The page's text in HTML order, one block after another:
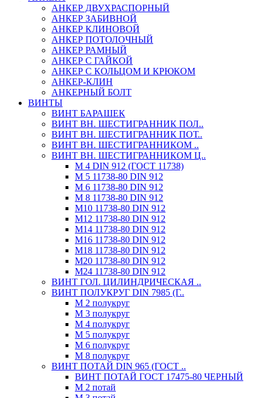
АНКЕР ДВУХРАСПОРНЫЙ
АНКЕР ЗАБИВНОЙ
АНКЕР КЛИНОВОЙ
АНКЕР ПОТОЛОЧНЫЙ
АНКЕР РАМНЫЙ
АНКЕР С ГАЙКОЙ
АНКЕР С КОЛЬЦОМ И КРЮКОМ
АНКЕР-КЛИН
АНКЕРНЫЙ БОЛТ
ВИНТЫ
ВИНТ БАРАШЕК
ВИНТ ВН. ШЕСТИГРАННИК ПОЛ..
ВИНТ ВН. ШЕСТИГРАННИК ПОТ..
ВИНТ ВН. ШЕСТИГРАННИКОМ ..
ВИНТ ВН. ШЕСТИГРАННИКОМ Ц..
М 4 DIN 912 (ГОСТ 11738)
М 5 11738-80 DIN 912
М 6 11738-80 DIN 912
М 8 11738-80 DIN 912
М10 11738-80 DIN 912
М12 11738-80 DIN 912
М14 11738-80 DIN 912
М16 11738-80 DIN 912
М18 11738-80 DIN 912
М20 11738-80 DIN 912
М24 11738-80 DIN 912
ВИНТ ГОЛ. ЦИЛИНДРИЧЕСКАЯ ..
ВИНТ ПОЛУКРУГ DIN 7985 (Г..
М 2 полукруг
М 3 полукруг
М 4 полукруг
М 5 полукруг
М 6 полукруг
М 8 полукруг
ВИНТ ПОТАЙ DIN 965 (ГОСТ ..
ВИНТ ПОТАЙ ГОСТ 17475-80 ЧЕРНЫЙ
М 2 потай